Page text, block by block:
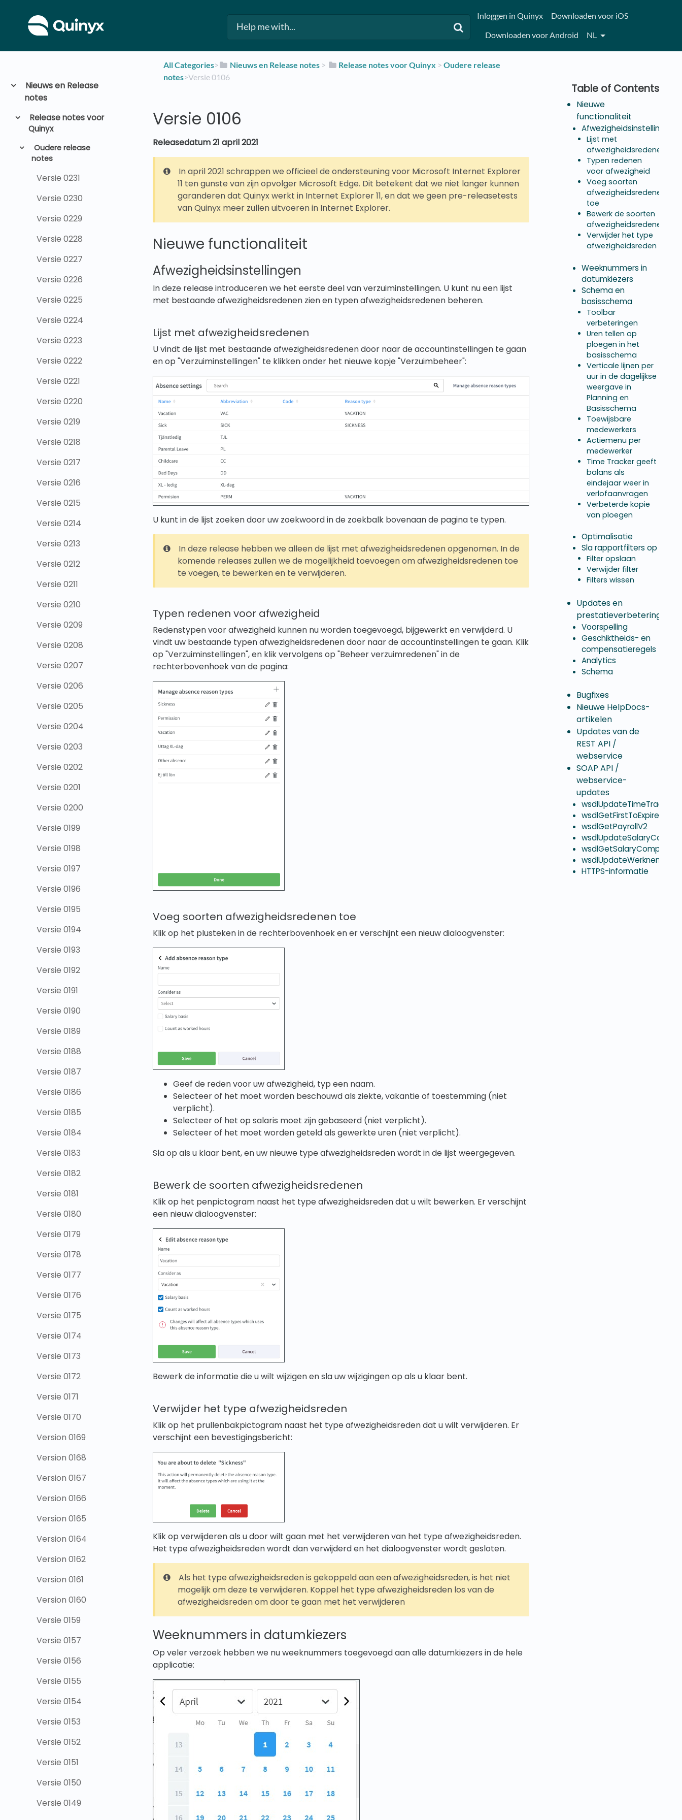
Inloggen in Quinyx
Downloaden voor iOS
Downloaden voor Android
NL
Nieuws en Release
notes
Release notes voor
Quinyx
Oudere release
notes
Versie 0231
Versie 0230
Versie 0229
Versie 0228
Versie 0227
Versie 0226
Versie 0225
Versie 0224
Versie 0223
Versie 0222
Versie 0221
Versie 0220
Versie 0219
Versie 0218
Versie 0217
Versie 0216
Versie 0215
Versie 0214
Versie 0213
Versie 0212
Versie 0211
Versie 0210
Versie 0209
Versie 0208
Versie 0207
Versie 0206
Versie 0205
Versie 0204
Versie 0203
Versie 0202
Versie 0201
Versie 0200
Versie 0199
Versie 0198
Versie 0197
Versie 0196
Versie 0195
Versie 0194
Versie 0193
Versie 0192
Versie 0191
Versie 0190
Versie 0189
Versie 0188
Versie 0187
Versie 0186
Versie 0185
Versie 0184
Versie 0183
Versie 0182
Versie 0181
Versie 0180
Versie 0179
Versie 0178
Versie 0177
Versie 0176
Versie 0175
Versie 0174
Versie 0173
Versie 0172
Versie 0171
Versie 0170
Version 0169
Version 0168
Version 0167
Version 0166
Version 0165
Version 0164
Version 0162
Version 0161
Version 0160
Versie 0159
Versie 0157
Versie 0156
Versie 0155
Versie 0154
Versie 0153
Versie 0152
Versie 0151
Versie 0150
Versie 0149
All Categories​>​ ​Nieuws en Release notes ​ > ​ ​Release notes voor Quinyx ​ > ​​Oudere release
notes​>​ Versie 0106
Versie 0106
Releasedatum 21 april 2021
In april 2021 schrappen we officieel de ondersteuning voor Microsoft Internet Explorer
11 ten gunste van zijn opvolger Microsoft Edge. Dit betekent dat we niet langer kunnen
garanderen dat Quinyx werkt in Internet Explorer 11, en dat we geen pre-releasetests
van Quinyx meer zullen uitvoeren in Internet Explorer.
Nieuwe functionaliteit
Afwezigheidsinstellingen
In deze release introduceren we het eerste deel van verzuiminstellingen. U kunt nu een lijst
met bestaande afwezigheidsredenen zien en typen afwezigheidsredenen beheren.
Lijst met afwezigheidsredenen
U vindt de lijst met bestaande afwezigheidsredenen door naar de accountinstellingen te gaan
en op "Verzuiminstellingen" te klikken onder het nieuwe kopje "Verzuimbeheer":
U kunt in de lijst zoeken door uw zoekwoord in de zoekbalk bovenaan de pagina te typen.
In deze release hebben we alleen de lijst met afwezigheidsredenen opgenomen. In de
komende releases zullen we de mogelijkheid toevoegen om afwezigheidsredenen toe
te voegen, te bewerken en te verwijderen.
Typen redenen voor afwezigheid
Redenstypen voor afwezigheid kunnen nu worden toegevoegd, bijgewerkt en verwijderd. U
vindt uw bestaande typen afwezigheidsredenen door naar de accountinstellingen te gaan. Klik
op "Verzuiminstellingen", en klik vervolgens op "Beheer verzuimredenen" in de
rechterbovenhoek van de pagina:
Voeg soorten afwezigheidsredenen toe
Klik op het plusteken in de rechterbovenhoek en er verschijnt een nieuw dialoogvenster:
Geef de reden voor uw afwezigheid, typ een naam.
Selecteer of het moet worden beschouwd als ziekte, vakantie of toestemming (niet
verplicht).
Selecteer of het op salaris moet zijn gebaseerd (niet verplicht).
Selecteer of het moet worden geteld als gewerkte uren (niet verplicht).
Sla op als u klaar bent, en uw nieuwe type afwezigheidsreden wordt in de lijst weergegeven.
Bewerk de soorten afwezigheidsredenen
Klik op het penpictogram naast het type afwezigheidsreden dat u wilt bewerken. Er verschijnt
een nieuw dialoogvenster:
Bewerk de informatie die u wilt wijzigen en sla uw wijzigingen op als u klaar bent.
Verwijder het type afwezigheidsreden
Klik op het prullenbakpictogram naast het type afwezigheidsreden dat u wilt verwijderen. Er
verschijnt een bevestigingsbericht:
Klik op verwijderen als u door wilt gaan met het verwijderen van het type afwezigheidsreden.
Het type afwezigheidsreden wordt dan verwijderd en het dialoogvenster wordt gesloten.
Als het type afwezigheidsreden is gekoppeld aan een afwezigheidsreden, is het niet
mogelijk om deze te verwijderen. Koppel het type afwezigheidsreden los van de
afwezigheidsreden om door te gaan met het verwijderen
Weeknummers in datumkiezers
Op veler verzoek hebben we nu weeknummers toegevoegd aan alle datumkiezers in de hele
applicatie:
Nieuwe
functionaliteit
Afwezigheidsinstellingen
Lijst met
afwezigheidsredenen
Typen redenen
voor afwezigheid
Voeg soorten
afwezigheidsredenen
toe
Bewerk de soorten
afwezigheidsredenen
Verwijder het type
afwezigheidsreden
Weeknummers in
datumkiezers
Schema en
basisschema
Toolbar
verbeteringen
Uren tellen op
ploegen in het
basisschema
Verticale lijnen per
uur in de dagelijkse
weergave in
Planning en
Basisschema
Toewijsbare
medewerkers
Actiemenu per
medewerker
Time Tracker geeft
balans als
eindejaar weer in
verlofaanvragen
Verbeterde kopie
van ploegen
Optimalisatie
Sla rapportfilters op
Filter opslaan
Verwijder filter
Filters wissen
Updates en
prestatieverbeteringen
Voorspelling
Geschiktheids- en
compensatieregels
Analytics
Schema
Bugfixes
Nieuwe HelpDocs-
artikelen
Updates van de
REST API /
webservice
SOAP API /
webservice-
updates
wsdlUpdateTimeTrackers
wsdlGetPayrollV2
wsdlUpdateWerknemers
HTTPS-informatie